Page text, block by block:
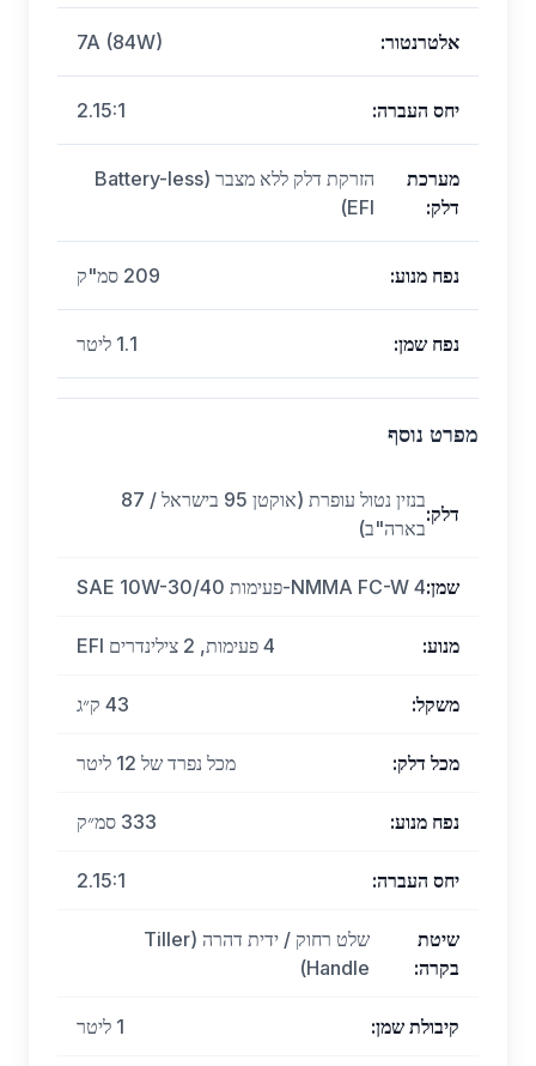
אלטרנטור:
7A (84W)
יחס העברה:
2.15:1
מערכת
דלק:
הזרקת דלק ללא מצבר (Battery-less
EFI)
נפח מנוע: 209 סמ"ק
נפח שמן: 1.1 ליטר
מפרט נוסף
דלק:
בנזין נטול עופרת (אוקטן 95 בישראל / 87
בארה"ב)
שמן:NMMA FC-W 4-פעימות SAE 10W-30/40
מנוע: 4 פעימות, 2 צילינדרים EFI
משקל: 43 ק״ג
מכל דלק: מכל נפרד של 12 ליטר
נפח מנוע: 333 סמ״ק
יחס העברה:
2.15:1
שיטת
בקרה:
שלט רחוק / ידית דהרה (Tiller
Handle)
קיבולת שמן: 1 ליטר